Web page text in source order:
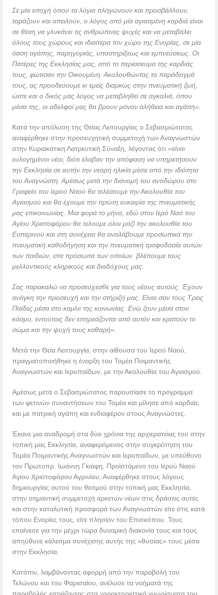
Σε μία εποχή όπου τα λόγια πληγώνουν και προσβάλλουν,
ταράζουν και απειλούν, ο λόγος από μία αγιασμένη καρδιά είναι
σε θέση να γλυκάνει τις ανθρώπινες ψυχές και να μεταβάλει
όλους τους χώρους και ιδιαίτερα τον χώρο της Ενορίας, σε μία
όαση αγάπης, παρηγοριάς, υποστηρίξεως και εμπνεύσεως. Οι
Πατέρες της Εκκλησίας μας, από το περίσσευμα της καρδιάς
τους, φώτισαν την Οικουμένη. Ακολουθώντας το παράδειγμά
τους, ας προοδεύουμε κι εμείς διαρκώς στην πνευματική ζωή,
ώστε και ο δικός μας λόγος να μεταβληθεί σε αγκαλιά, όπου
μέσα της, οι αδελφοί μας θα βρουν μόνον αλήθεια και αγάπη».
Κατά την απόλυση της Θείας Λειτουργίας ο Σεβασμιώτατος
αναφέρθηκε στην προσευχητική συμμετοχή των Αναγνωστών
στην Κυριακάτικη Λατρευτική Σύναξη, λέγοντας ότι«είναι
ευλογημένοι νέοι, διότι έλαβαν την απόφαση να υπηρετήσουν
την Εκκλησία σε αυτήν την νεαρή ηλικία μέσα από την ιδιότητα
του Αναγνώστη. Αμέσως μετά την διανομή του αντιδώρου στο
Γραφείο του Ιερού Ναού θα τελέσουμε την Ακολουθία του
Αγιασμού και θα έχουμε την πρώτη ευκαιρία της πνευματικής
μας επικοινωνίας. Μια φορά το μήνα, εδώ στον Ιερό Ναό του
Αγίου Χριστοφόρου θα τελούμε όλοι μαζί την ακολουθία του
Εσπερινού και στη συνέχεια θα αναλάβουμε προσωπικά την
πνευματική καθοδήγηση και την πνευματική τροφοδοσία αυτών
των παιδιών, στα πρόσωπα των οποίων βλέπουμε τους
μελλοντικούς κληρικούς και διαδόχους μας.
Σας παρακαλώ να προσεύχεσθε για τους νέους αυτούς. Έχουν
ανάγκη την προσευχή και την στήριξή μας. Είναι σαν τους Τρεις
Παίδες μέσα στο καμίνι της κοινωνίας. Ενώ ζουν μέσα στον
κόσμο, εντούτοις δεν επηρεάζονται από αυτόν και κρατούν το
σώμα και την ψυχή τους καθαρή».
Μετά την Θεία Λειτουργία, στην αίθουσα του Ιερού Ναού,
πραγματοποιήθηκε η έναρξη του Τομέα Ποιμαντικής
Αναγνωστών και Ιεροπαίδων, με την Ακολουθία του Αγιασμού.
Αμέσως μετά ο Σεβασμιώτατος παρουσίασε το πρόγραμμα
των φετινών συναντήσεων του Τομέα και μίλησε από καρδιάς
και με πατρική αγάπη και ενδιαφέρον στους Αναγνώστες.
Έκανε μια αναδρομή στα δύο χρόνια της αρχιερατείας του στην
τοπική μας Εκκλησία, αναφερόμενος στην συγκρότηση του
Τομέα Ποιμαντικής Αναγνωστών και Ιεροπαίδων, με υπεύθυνο
τον Πρωτοπρ. Ιωάννη Γκιάφη, Προϊστάμενο του Ιερού Ναού
Αγίου Χριστοφόρου Αγρινίου. Αναφέρθηκε στους λόγους
δημιουργίας αυτού του θεσμού στην τοπική μας Εκκλησία,
στην σημαντική συμμετοχή αρκετών νέων στις δράσεις αυτές
και στην καταλυτική προσφορά των Αναγνωστών είτε στις κατά
τόπου Ενορίες τους, είτε πλησίον του Επισκόπου. Τους
επαίνεσε για την μέχρι τώρα δυναμική διακονία τους και τους
απηύθυνε κάλεσμα συνέχισης αυτής της «θυσίας» τους μέσα
στην Εκκλησία.
Κατόπιν, λαμβάνοντας αφορμή από την παραβολή του
Τελώνου και του Φαρισαίου, ανέλυσε τα νοήματά της